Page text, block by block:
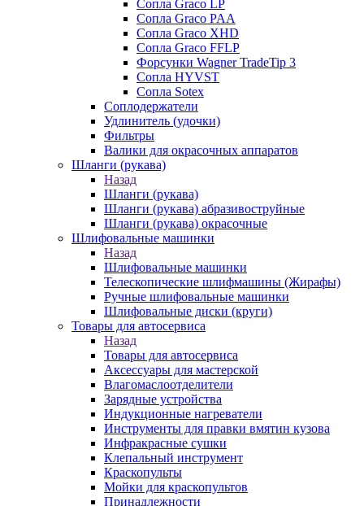
Сопла Graco LP
Сопла Graco PAA
Сопла Graco XHD
Сопла Graco FFLP
Форсунки Wagner TradeTip 3
Сопла HYVST
Сопла Sotex
Соплодержатели
Удлинитель (удочки)
Фильтры
Валики для окрасочных аппаратов
Шланги (рукава)
Назад
Шланги (рукава)
Шланги (рукава) абразивоструйные
Шланги (рукава) окрасочные
Шлифовальные машинки
Назад
Шлифовальные машинки
Телескопические шлифмашины (Жирафы)
Ручные шлифовальные машинки
Шлифовальные диски (круги)
Товары для автосервиса
Назад
Товары для автосервиса
Аксессуары для мастерской
Влагомаслоотделители
Зарядные устройства
Индукционные нагреватели
Инструменты для правки вмятин кузова
Инфракрасные сушки
Клепальный инструмент
Краскопульты
Мойки для краскопультов
Принадлежности